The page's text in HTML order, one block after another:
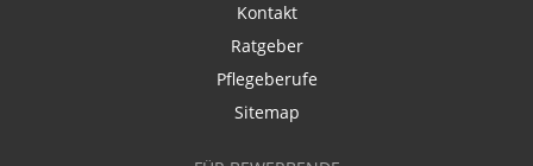
Kontakt
Ratgeber
Pflegeberufe
Sitemap